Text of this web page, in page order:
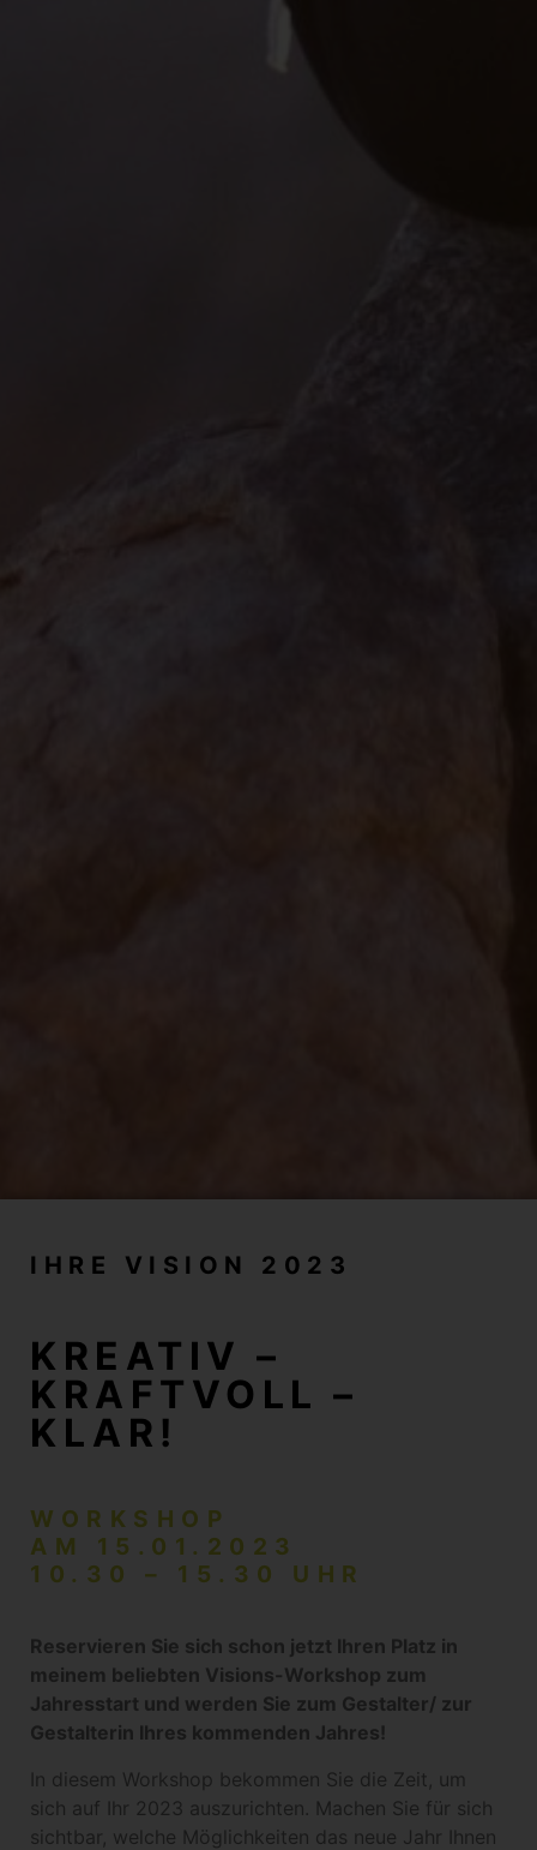
IHRE VISION 2023
KREATIV –
KRAFTVOLL –
KLAR!
WORKSHOP
AM 15.01.2023
10.30 – 15.30 UHR
Reservieren Sie sich schon jetzt Ihren Platz in
meinem beliebten Visions-Workshop zum
Jahresstart und werden Sie zum Gestalter/ zur
Gestalterin Ihres kommenden Jahres!
In diesem Workshop bekommen Sie die Zeit, um
sich auf Ihr 2023 auszurichten. Machen Sie für sich
sichtbar, welche Möglichkeiten das neue Jahr Ihnen